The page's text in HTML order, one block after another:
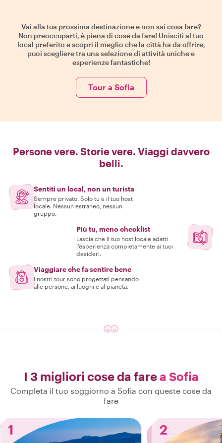
Vai alla tua prossima destinazione e non sai cosa fare?
Non preoccuparti, è piena di cose da fare! Unisciti al tuo
local preferito e scopri il meglio che la città ha da offrire,
puoi scegliere tra una selezione di attività uniche e
esperienze fantastiche!
Tour a Sofia
Persone vere. Storie vere. Viaggi davvero
belli.
Sentiti un local, non un turista
Sempre privato. Solo tu e il tuo host
locale. Nessun estraneo, nessun
gruppo.
Più tu, meno checklist
Lascia che il tuo host locale adatti
l'esperienza completamente ai tuoi
desideri.
Viaggiare che fa sentire bene
I nostri tour sono progettati pensando
alle persone, ai luoghi e al pianeta.
I 3 migliori cose da farea Sofia
Completa il tuo soggiorno a Sofia con queste cose da
fare
1 2